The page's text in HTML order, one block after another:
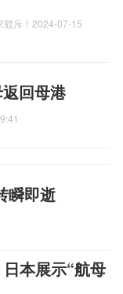
斥！ 2024-07-15
回母港
瞬即逝
本展示“航母